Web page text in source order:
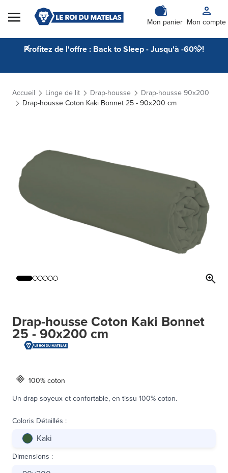
Skip to Content
Mon panier Mon compte
Profitez de l'offre : Back to Sleep - Jusqu'à -60% !
Accueil Linge de lit Drap-housse
Drap-housse 90x200
Drap-housse Coton Kaki Bonnet 25 - 90x200 cm
Drap-housse Coton Kaki Bonnet
25 - 90x200 cm
100% coton
Un drap soyeux et confortable, en tissu 100% coton.
Coloris Détaillés :
Kaki
Dimensions :